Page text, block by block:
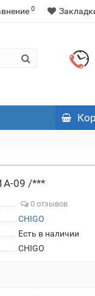
0
09 /***
0 отзывов
CHIGO
Есть в наличии
CHIGO